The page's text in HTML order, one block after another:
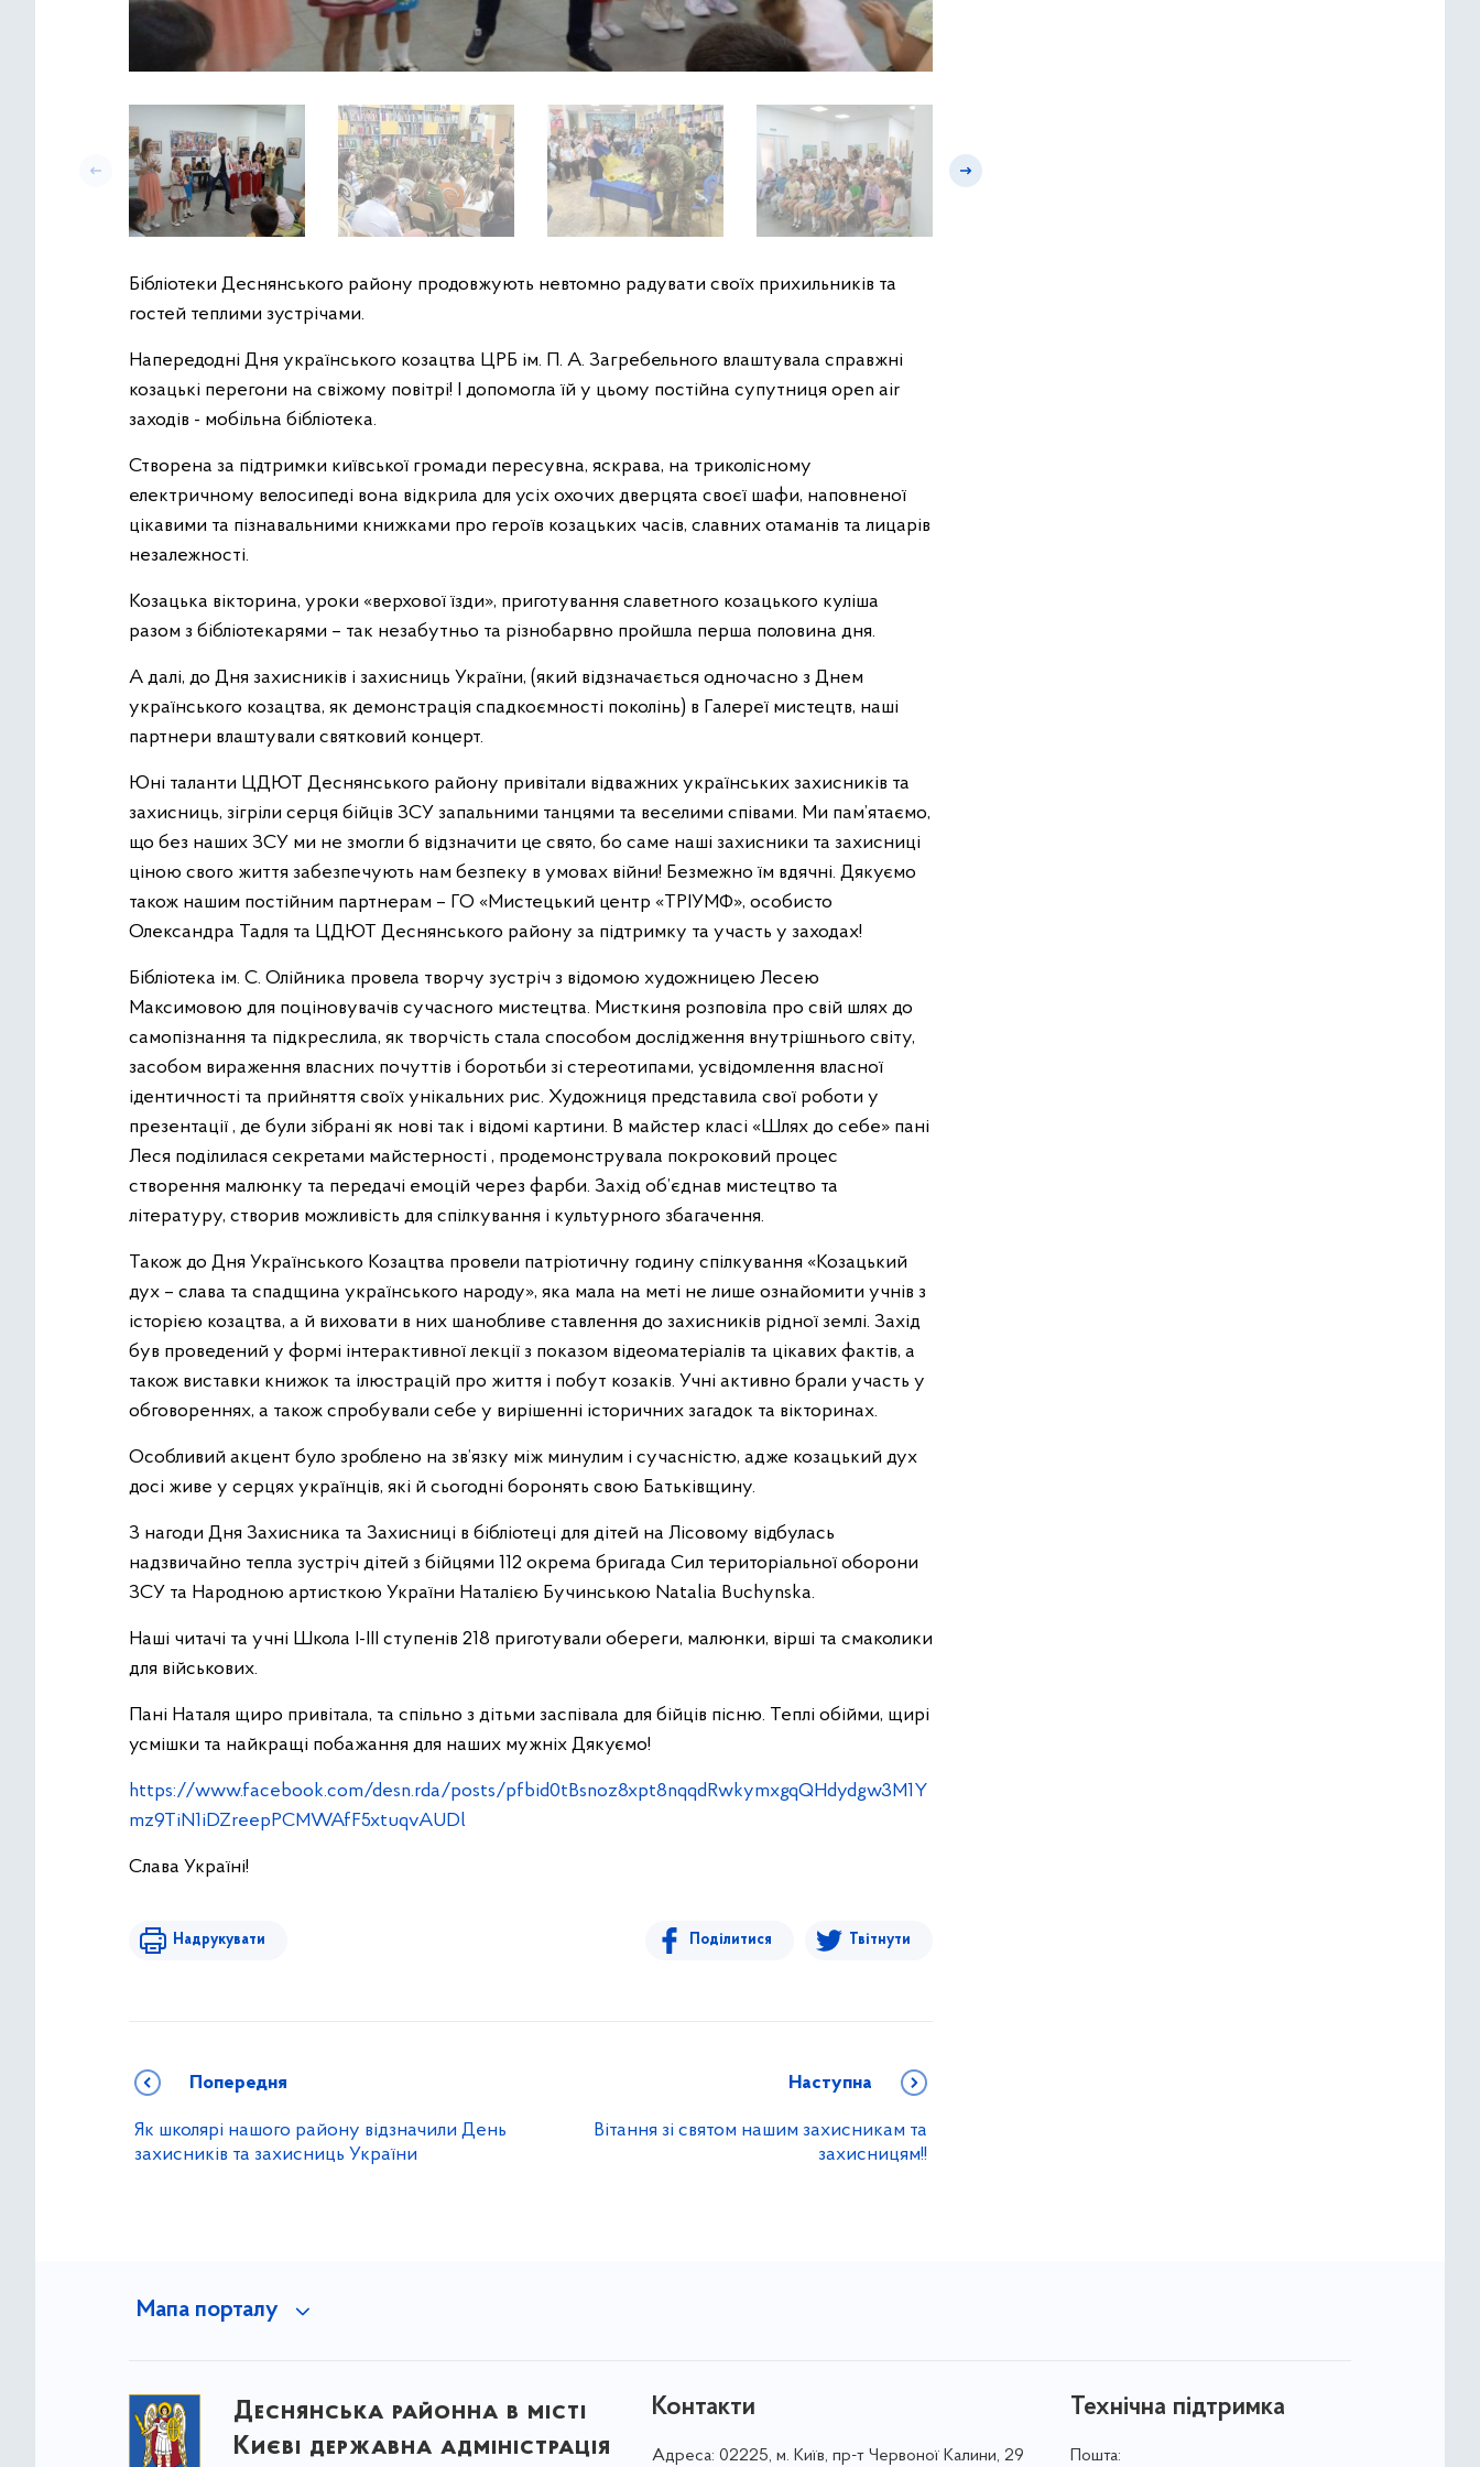
Бібліотеки Деснянського району продовжують невтомно радувати своїх прихильників та
гостей теплими зустрічами.
Напередодні Дня українського козацтва ЦРБ ім. П. А. Загребельного влаштувала справжні
козацькі перегони на свіжому повітрі! І допомогла їй у цьому постійна супутниця open air
заходів - мобільна бібліотека.
Створена за підтримки київської громади пересувна, яскрава, на триколісному
електричному велосипеді вона відкрила для усіх охочих дверцята своєї шафи, наповненої
цікавими та пізнавальними книжками про героїв козацьких часів, славних отаманів та лицарів
незалежності.
Козацька вікторина, уроки «верхової їзди», приготування славетного козацького куліша
разом з бібліотекарями – так незабутньо та різнобарвно пройшла перша половина дня.
А далі, до Дня захисників і захисниць України, (який відзначається одночасно з Днем
українського козацтва, як демонстрація спадкоємності поколінь) в Галереї мистецтв, наші
партнери влаштували святковий концерт.
Юні таланти ЦДЮТ Деснянського району привітали відважних українських захисників та
захисниць, зігріли серця бійців ЗСУ запальними танцями та веселими співами. Ми пам’ятаємо,
що без наших ЗСУ ми не змогли б відзначити це свято, бо саме наші захисники та захисниці
ціною свого життя забезпечують нам безпеку в умовах війни! Безмежно їм вдячні. Дякуємо
також нашим постійним партнерам – ГО «Мистецький центр «ТРІУМФ», особисто
Олександра Тадля та ЦДЮТ Деснянського району за підтримку та участь у заходах!
Бібліотека ім. С. Олійника провела творчу зустріч з відомою художницею Лесею
Максимовою для поціновувачів сучасного мистецтва. Мисткиня розповіла про свій шлях до
самопізнання та підкреслила, як творчість стала способом дослідження внутрішнього світу,
засобом вираження власних почуттів і боротьби зі стереотипами, усвідомлення власної
ідентичності та прийняття своїх унікальних рис. Художниця представила свої роботи у
презентації , де були зібрані як нові так і відомі картини. В майстер класі «Шлях до себе» пані
Леся поділилася секретами майстерності , продемонструвала покроковий процес
створення малюнку та передачі емоцій через фарби. Захід об’єднав мистецтво та
літературу, створив можливість для спілкування і культурного збагачення.
Також до Дня Українського Козацтва провели патріотичну годину спілкування «Козацький
дух – слава та спадщина українського народу», яка мала на меті не лише ознайомити учнів з
історією козацтва, а й виховати в них шанобливе ставлення до захисників рідної землі. Захід
був проведений у формі інтерактивної лекції з показом відеоматеріалів та цікавих фактів, а
також виставки книжок та ілюстрацій про життя і побут козаків. Учні активно брали участь у
обговореннях, а також спробували себе у вирішенні історичних загадок та вікторинах.
Особливий акцент було зроблено на зв’язку між минулим і сучасністю, адже козацький дух
досі живе у серцях українців, які й сьогодні боронять свою Батьківщину.
З нагоди Дня Захисника та Захисниці в бібліотеці для дітей на Лісовому відбулась
надзвичайно тепла зустріч дітей з бійцями 112 окрема бригада Сил територіальної оборони
ЗСУ та Народною артисткою України Наталією Бучинською Natalia Buchynska.
Наші читачі та учні Школа І-ІІІ ступенів 218 приготували обереги, малюнки, вірші та смаколики
для військових.
Пані Наталя щиро привітала, та спільно з дітьми заспівала для бійців пісню. Теплі обійми, щирі
усмішки та найкращі побажання для наших мужніх Дякуємо!
https://www.facebook.com/desn.rda/posts/pfbid0tBsnoz8xpt8nqqdRwkymxgqQHdydgw3M1Y
mz9TiN1iDZreepPCMWAfF5xtuqvAUDl
Слава Україні!
Надрукувати Поділитися Твітнути
Попередня
Як школярі нашого району відзначили День
захисників та захисниць України
Наступна
Вітання зі святом нашим захисникам та
захисницям!!
Мапа порталу
Деснянська районна в місті
Києві державна адміністрація
Контакти
Адреса: 02225, м. Київ, пр-т Червоної Калини, 29
Технічна підтримка
Пошта: